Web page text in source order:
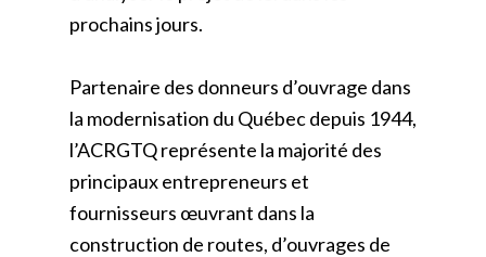
prochains jours.
Partenaire des donneurs d’ouvrage dans
la modernisation du Québec depuis 1944,
l’ACRGTQ représente la majorité des
principaux entrepreneurs et
fournisseurs œuvrant dans la
construction de routes, d’ouvrages de